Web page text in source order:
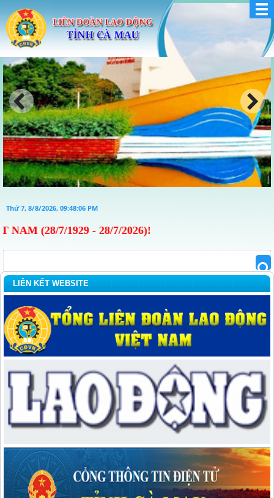
Thứ 7, 8/8/2026, 09:48:06 PM
7/1929 - 28/7/2026)!
LIÊN KẾT WEBSITE